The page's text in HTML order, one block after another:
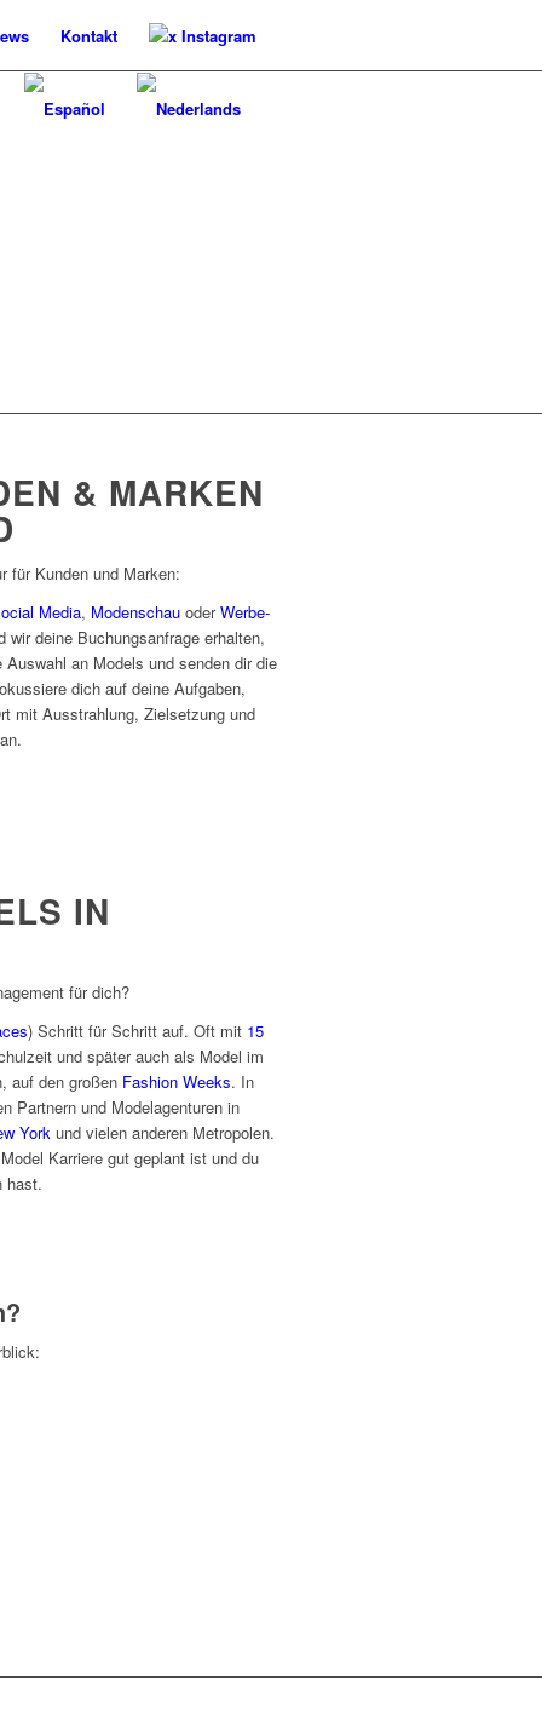
Kontakt x Instagram
& MARKEN
für Kunden und Marken:
Media, Modenschau oderWerbe-
wir deine Buchungsanfrage erhalten,
an Models und senden dir die
dich auf deine Aufgaben,
mit Ausstrahlung, Zielsetzung und
IN
für dich?
) Schritt für Schritt auf. Oft mit 15
und später auch als Model im
auf den großen Fashion Weeks. In
Partnern und Modelagenturen in
York und vielen anderen Metropolen.
Karriere gut geplant ist und du
hast.